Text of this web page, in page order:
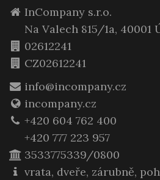
InCompany s.r.o.
Na Valech 815/1a, 40001
02612241
CZ02612241
info@incompany.cz
incompany.cz
+420 604 762 400
+420 777 223 957
3533775339/0800
vrata, dveře, zárubně,